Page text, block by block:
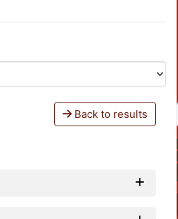
Back to results